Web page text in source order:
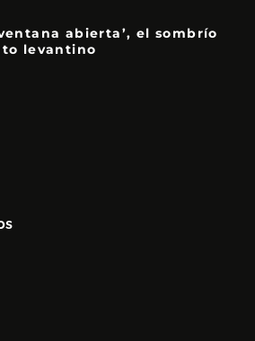
abierta’, el sombrío
levantino